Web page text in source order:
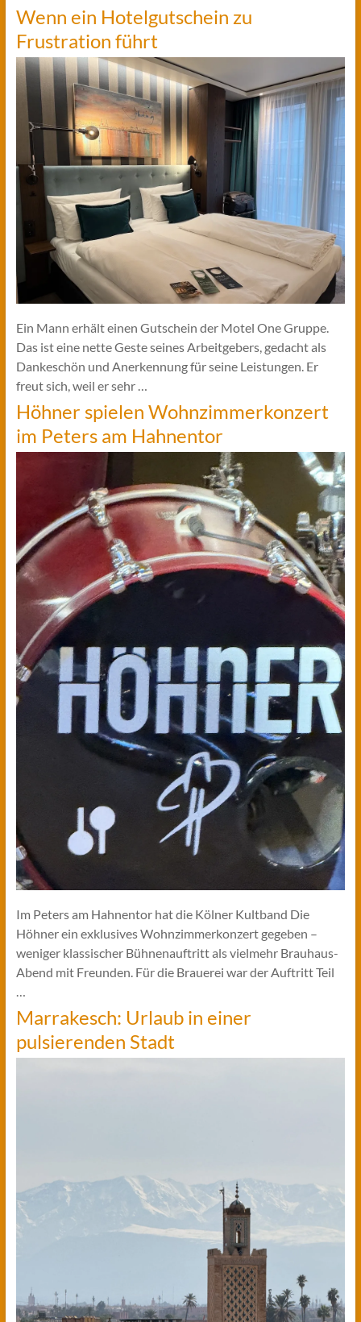
Wenn ein Hotelgutschein zu
Frustration führt
Ein Mann erhält einen Gutschein der Motel One Gruppe.
Das ist eine nette Geste seines Arbeitgebers, gedacht als
Dankeschön und Anerkennung für seine Leistungen. Er
freut sich, weil er sehr …
Höhner spielen Wohnzimmerkonzert
im Peters am Hahnentor
Im Peters am Hahnentor hat die Kölner Kultband Die
Höhner ein exklusives Wohnzimmerkonzert gegeben –
weniger klassischer Bühnenauftritt als vielmehr Brauhaus-
Abend mit Freunden. Für die Brauerei war der Auftritt Teil
…
Marrakesch: Urlaub in einer
pulsierenden Stadt